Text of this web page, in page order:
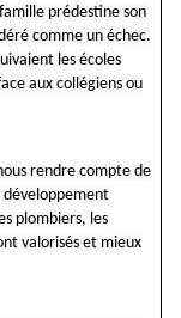
prédestine son
comme un échec.
les écoles
aux collégiens ou
rendre compte de
développement
plombiers, les
valorisés et mieux